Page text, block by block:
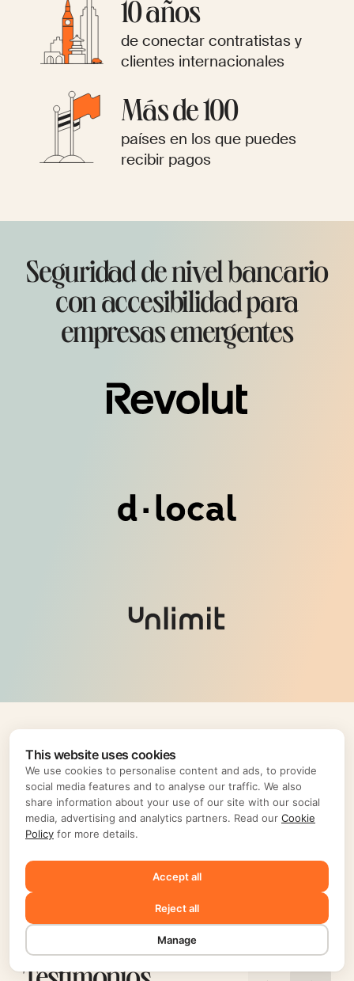
10 años
de conectar contratistas y
clientes internacionales
Más de 100
países en los que puedes
recibir pagos
Seguridad de nivel bancario
con accesibilidad para
empresas emergentes
Encabezamiento
This website uses cookies
We use cookies to personalise content and ads, to provide
social media features and to analyse our traffic. We also
share information about your use of our site with our social
media, advertising and analytics partners. Read our Cookie
Policy for more details.
Accept all
Reject all
Manage